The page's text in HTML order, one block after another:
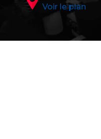
Voir le plan